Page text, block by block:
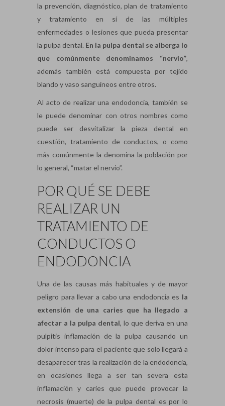
la prevención, diagnóstico, plan de tratamiento
y tratamiento en sí de las múltiples
enfermedades o lesiones que pueda presentar
la pulpa dental. En la pulpa dental se alberga lo
que comúnmente denominamos “nervio”,
además también está compuesta por tejido
blando y vaso sanguíneos entre otros.
Al acto de realizar una endodoncia, también se
le puede denominar con otros nombres como
puede ser desvitalizar la pieza dental en
cuestión, tratamiento de conductos, o como
más comúnmente la denomina la población por
lo general, “matar el nervio”.
POR QUÉ SE DEBE
REALIZAR UN
TRATAMIENTO DE
CONDUCTOS O
ENDODONCIA
Una de las causas más habituales y de mayor
peligro para llevar a cabo una endodoncia es la
extensión de una caries que ha llegado a
afectar a la pulpa dental, lo que deriva en una
pulpitis inflamación de la pulpa causando un
dolor intenso para el paciente que solo llegará a
desaparecer tras la realización de la endodoncia,
en ocasiones llega a ser tan severa esta
inflamación y caries que puede provocar la
necrosis (muerte) de la pulpa dental es por lo